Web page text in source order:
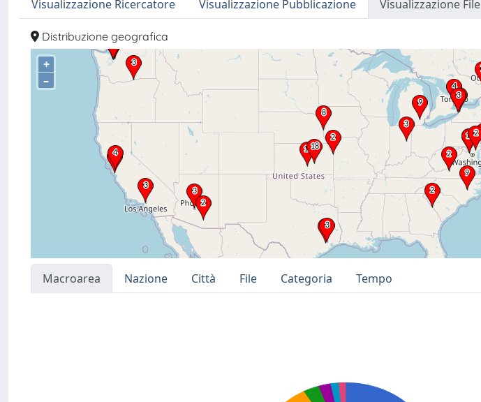
Visualizzazione Ricercatore Visualizzazione Pubblicazione Visualizzazione File
Distribuzione geografica
+
–
Macroarea Nazione Città File Categoria
Tempo